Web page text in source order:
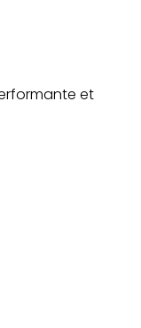
et